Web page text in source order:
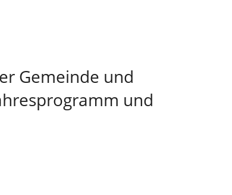
Gemeinde und
und